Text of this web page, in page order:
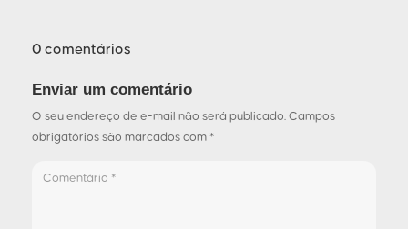
0 comentários
Enviar um comentário
O seu endereço de e-mail não será publicado. Campos
obrigatórios são marcados com *